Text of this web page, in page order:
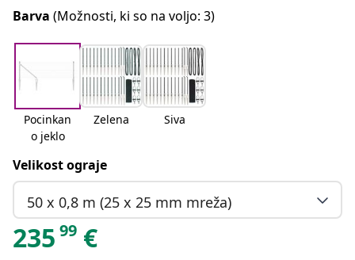
Barva (Možnosti, ki so na voljo: 3)
Pocinkan
o jeklo
Zelena Siva
Velikost ograje
50 x 0,8 m (25 x 25 mm mreža)
235 99 €